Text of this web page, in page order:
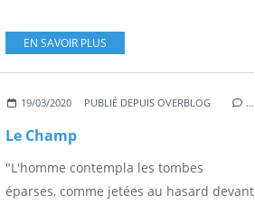
EN SAVOIR PLUS
19/03/2020 PUBLIÉ DEPUIS OVERBLOG …
Le Champ
"L'homme contempla les tombes
éparses, comme jetées au hasard devant